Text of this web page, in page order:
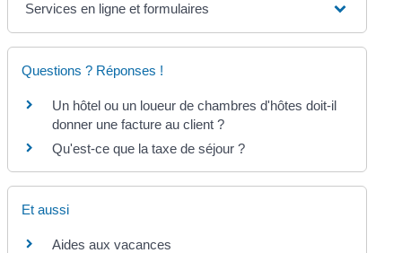
Services en ligne et formulaires
Questions ? Réponses !
Un hôtel ou un loueur de chambres d'hôtes doit-il
donner une facture au client ?
Qu'est-ce que la taxe de séjour ?
Et aussi
Aides aux vacances